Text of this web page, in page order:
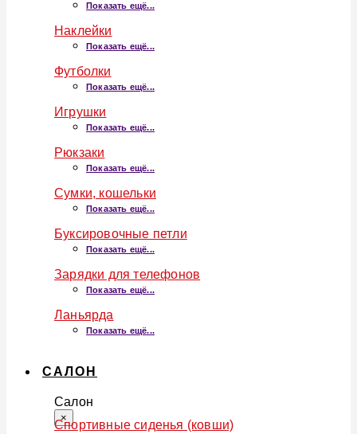
Показать ещё...
Наклейки
Показать ещё...
Футболки
Показать ещё...
Игрушки
Показать ещё...
Рюкзаки
Показать ещё...
Сумки, кошельки
Показать ещё...
Буксировочные петли
Показать ещё...
Зарядки для телефонов
Показать ещё...
Ланьярда
Показать ещё...
САЛОН
Салон
×
Спортивные сиденья (ковши)